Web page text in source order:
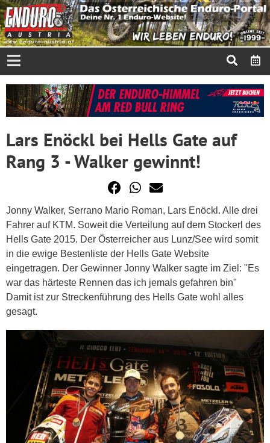
Lars Enöckl bei Hells Gate auf
Rang 3 - Walker gewinnt!
Jonny Walker, Serrano Mario Roman, Lars Enöckl. Alle drei
Fahrer auf KTM. Soweit die Verteilung auf dem Stockerl des
Hells Gate 2015. Der Österreicher aus Lunz/See wird somit
in die ewige Bestenliste der Hells Gate Website
eingetragen. Der Gewinner Jonny Walker sagte im Ziel: "Es
war das härteste Rennen das ich jemals gefahren bin"
Damit ist zur Streckenführung des Hells Gate wohl alles
gesagt.